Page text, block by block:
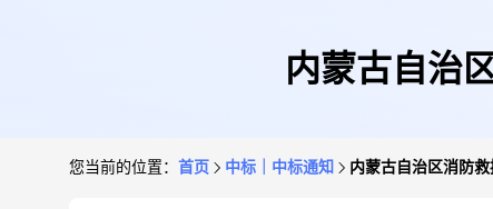
内蒙古自治
您当前的位置： 首页 中标｜中标通知 内蒙古自治区消防